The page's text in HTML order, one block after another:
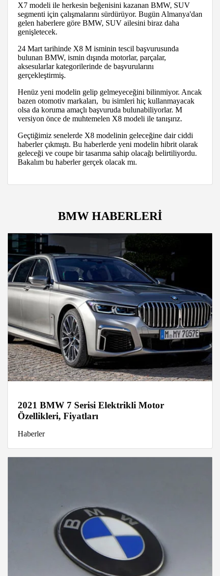
X7 modeli ile herkesin beğenisini kazanan BMW, SUV
segmenti için çalışmalarını sürdürüyor. Bugün Almanya'dan
gelen haberlere göre BMW, SUV ailesini biraz daha
genişletecek.
24 Mart tarihinde X8 M isminin tescil başvurusunda
bulunan BMW, ismin dışında motorlar, parçalar,
aksesularlar kategorilerinde de başvurularını
gerçekleştirmiş.
Henüz yeni modelin gelip gelmeyeceğini bilinmiyor. Ancak
bazen otomotiv markaları, bu isimleri hiç kullanmayacak
olsa da koruma amaçlı başvuruda bulunabiliyorlar. M
versiyon önce de muhtemelen X8 modeli ile tanışırız.
Geçtiğimiz senelerde X8 modelinin geleceğine dair ciddi
haberler çıkmıştı. Bu haberlerde yeni modelin hibrit olarak
geleceği ve coupe bir tasarıma sahip olacağı belirtiliyordu.
Bakalım bu haberler gerçek olacak mı.
BMW HABERLERİ
2021 BMW 7 Serisi Elektrikli Motor
Özellikleri, Fiyatları
Haberler